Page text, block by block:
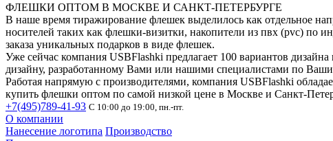
ФЛЕШКИ ОПТОМ В МОСКВЕ И САНКТ-ПЕТЕРБУРГЕ
В наше время тиражирование флешек выделилось как отдельное
носителей таких как флешки-визитки, накопители из пвх (pvc) по
заказа уникальных подарков в виде флешек.
Уже сейчас компания USBFlashki предлагает 100 вариантов
дизайну, разработанному Вами или нашими специалистами по
Работая напрямую с производителями, компания USBFlashki
купить флешки оптом по самой низкой цене в Москве и Санкт-
+7(495)789-41-93 С 10:00 до 19:00, пн.-пт.
О компании
Нанесение логотипа Производство